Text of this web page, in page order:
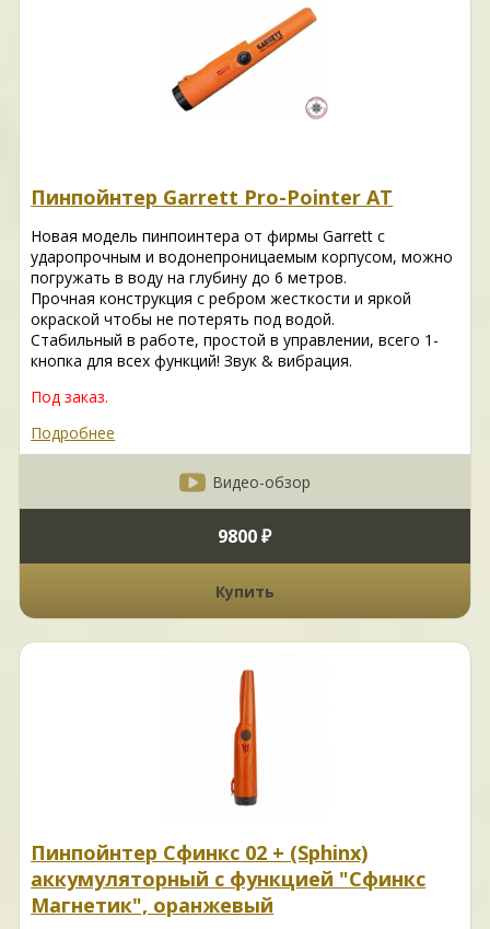
Пинпойнтер Garrett Pro-Pointer AT
Новая модель пинпоинтера от фирмы Garrett с
ударопрочным и водонепроницаемым корпусом, можно
погружать в воду на глубину до 6 метров.
Прочная конструкция с ребром жесткости и яркой
окраской чтобы не потерять под водой.
Стабильный в работе, простой в управлении, всего 1-
кнопка для всех функций! Звук & вибрация.
Под заказ.
Подробнее
Видео-обзор
9800 ₽
Купить
Пинпойнтер Сфинкс 02 + (Sphinx)
аккумуляторный с функцией "Сфинкс
Магнетик", оранжевый